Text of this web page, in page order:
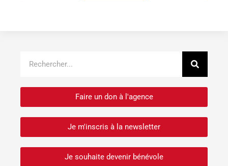
Faire un don à l'agence
Je m'inscris à la newsletter
Je souhaite devenir bénévole